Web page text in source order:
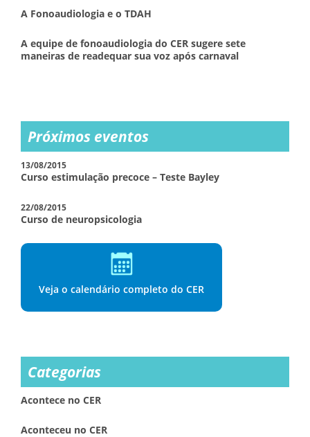
A Fonoaudiologia e o TDAH
A equipe de fonoaudiologia do CER sugere sete
maneiras de readequar sua voz após carnaval
Próximos eventos
13/08/2015
Curso estimulação precoce – Teste Bayley
22/08/2015
Curso de neuropsicologia
Veja o calendário completo do CER
Categorias
Acontece no CER
Aconteceu no CER